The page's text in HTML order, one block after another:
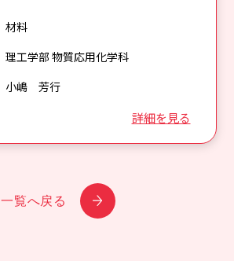
詳細を見る
材料
理工学部 物質応用化学科
小嶋 芳行
一覧へ戻る